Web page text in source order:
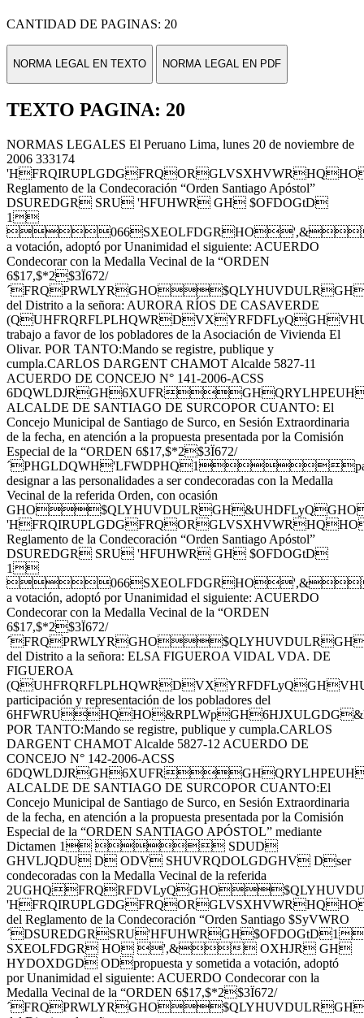
CANTIDAD DE PAGINAS: 20
NORMA LEGAL EN TEXTO NORMA LEGAL EN PDF
TEXTO PAGINA: 20
NORMAS LEGALES El Peruano Lima, lunes 20 de noviembre de
2006 333174
Reglamento de la Condecoración “Orden Santiago Apóstol”
DSUREDGR SRU 'HFUHWR GH $OFDOGtD
1
066SXEOLFDGRHO',&
a votación, adoptó por Unanimidad el siguiente: ACUERDO
Condecorar con la Medalla Vecinal de la “ORDEN
6$17,$*2$3Ï672/
del Distrito a la señora: AURORA RÍOS DE CASAVERDE
trabajo a favor de los pobladores de la Asociación de Vivienda El
Olivar. POR TANTO:Mando se registre, publique y
cumpla.CARLOS DARGENT CHAMOT Alcalde 5827-11
ACUERDO DE CONCEJO N° 141-2006-ACSS
ALCALDE DE SANTIAGO DE SURCOPOR CUANTO: El
Concejo Municipal de Santiago de Surco, en Sesión Extraordinaria
de la fecha, en atención a la propuesta presentada por la Comisión
Especial de la “ORDEN 6$17,$*2$3Ï672/
designar a las personalidades a ser condecoradas con la Medalla
Vecinal de la referida Orden, con ocasión
Reglamento de la Condecoración “Orden Santiago Apóstol”
DSUREDGR SRU 'HFUHWR GH $OFDOGtD
1
066SXEOLFDGRHO',&
a votación, adoptó por Unanimidad el siguiente: ACUERDO
Condecorar con la Medalla Vecinal de la “ORDEN
6$17,$*2$3Ï672/
del Distrito a la señora: ELSA FIGUEROA VIDAL VDA. DE
FIGUEROA
participación y representación de los pobladores del
POR TANTO:Mando se registre, publique y cumpla.CARLOS
DARGENT CHAMOT Alcalde 5827-12 ACUERDO DE
CONCEJO N° 142-2006-ACSS
ALCALDE DE SANTIAGO DE SURCOPOR CUANTO:El
Concejo Municipal de Santiago de Surco, en Sesión Extraordinaria
de la fecha, en atención a la propuesta presentada por la Comisión
Especial de la “ORDEN SANTIAGO APÓSTOL” mediante
Dictamen 1  SDUD
GHVLJQDU D ODV SHUVRQDOLGDGHV Dser
condecoradas con la Medalla Vecinal de la referida
del Reglamento de la Condecoración “Orden Santiago $SyVWRO
SXEOLFDGR HO ',& OXHJR GH
HYDOXDGD ODpropuesta y sometida a votación, adoptó
por Unanimidad el siguiente: ACUERDO Condecorar con la
Medalla Vecinal de la “ORDEN 6$17,$*2$3Ï672/